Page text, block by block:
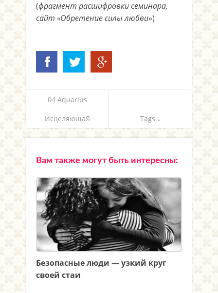
(фрагмент расшифровки семинара,
сайт «Обретение силы любви»)
04 Aquarius
ИсцеляющаЯ Tags ↓
Вам также могут быть интересны:
Безопасные люди — узкий круг
своей стаи